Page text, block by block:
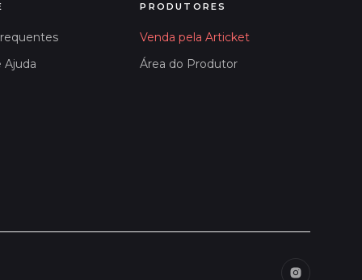
Ajuda
PRODUTORES
Venda pela Articket
Área do Produtor